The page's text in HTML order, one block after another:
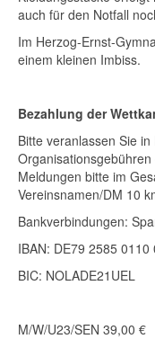
auch für den Notfall
Im Herzog-Ernst-
einem kleinen Imbiss.
Bezahlung der
Bitte veranlassen Sie
Meldungen bitte im
Vereinsnamen/DM 10
Bankverbindungen:
IBAN: DE79 2585 0110
BIC: NOLADE21UEL
M/W/U23/SEN 39,00 €